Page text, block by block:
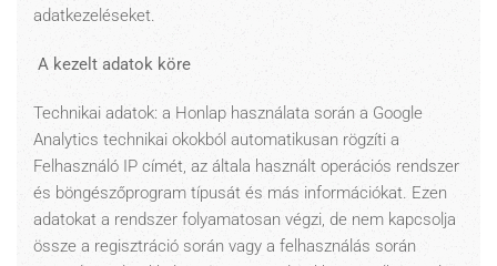
adatkezeléseket.
A kezelt adatok köre
Technikai adatok: a Honlap használata során a Google
Analytics technikai okokból automatikusan rögzíti a
Felhasználó IP címét, az általa használt operációs rendszer
és böngészőprogram típusát és más információkat. Ezen
adatokat a rendszer folyamatosan végzi, de nem kapcsolja
össze a regisztráció során vagy a felhasználás során